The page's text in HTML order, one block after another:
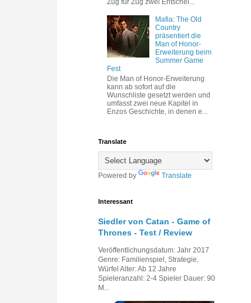
Mafia: The Old
Country
präsentiert die
Man of Honor-
Erweiterung beim
Summer Game
Fest
Die Man of Honor-Erweiterung
kann ab sofort auf die
Wunschliste gesetzt werden und
umfasst zwei neue Kapitel in
Enzos Geschichte, in denen e...
Translate
Powered by Translate
Interessant
Siedler von Catan - Game of
Thrones - Test / Review
Veröffentlichungsdatum: Jahr 2017
Genre: Familienspiel, Strategie,
Würfel Alter: Ab 12 Jahre
Spieleranzahl: 2-4 Spieler Dauer: 90
M...